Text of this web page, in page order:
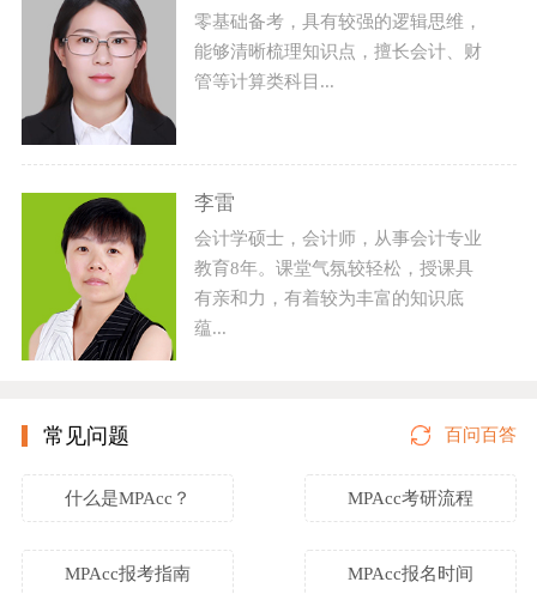
零基础备考，具有较强的逻辑思维，
能够清晰梳理知识点，擅长会计、财
管等计算类科目...
李雷
会计学硕士，会计师，从事会计专业
教育8年。课堂气氛较轻松，授课具
有亲和力，有着较为丰富的知识底
蕴...
常见问题 百问百答
什么是MPAcc？ MPAcc考研流程
MPAcc报考指南 MPAcc报名时间